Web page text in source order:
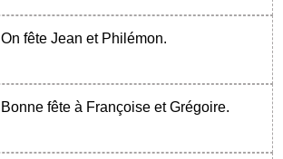
On fête Jean et Philémon.
Bonne fête à Françoise et Grégoire.